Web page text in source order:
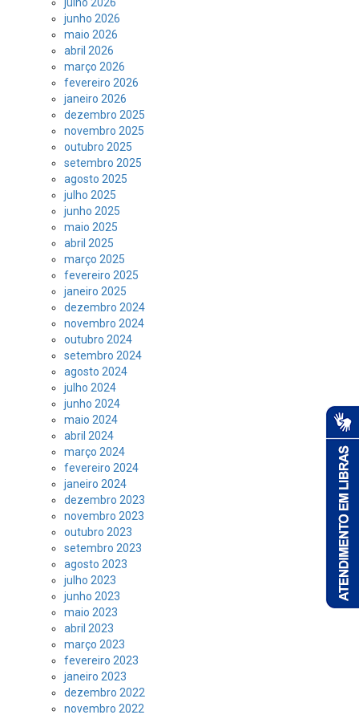
junho 2026
maio 2026
abril 2026
março 2026
fevereiro 2026
janeiro 2026
dezembro 2025
novembro 2025
outubro 2025
setembro 2025
agosto 2025
julho 2025
junho 2025
maio 2025
abril 2025
março 2025
fevereiro 2025
janeiro 2025
dezembro 2024
novembro 2024
outubro 2024
setembro 2024
agosto 2024
julho 2024
junho 2024
maio 2024
abril 2024
março 2024
fevereiro 2024
janeiro 2024
dezembro 2023
novembro 2023
outubro 2023
setembro 2023
agosto 2023
julho 2023
junho 2023
maio 2023
abril 2023
março 2023
fevereiro 2023
janeiro 2023
dezembro 2022
novembro 2022